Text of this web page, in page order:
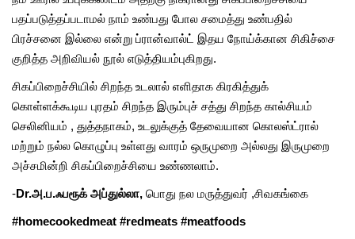
பதப்படுத்தப்படாமல் நாம் உண்பது போல சமைத்து உண்பதில்
பிரச்சனை இல்லை என்று ப்ரான்வால்ட் இதய நோய்க்கான சிகிச்சை
குறித்த அறிவியல் நூல் எடுத்தியம்புகிறது.
சிகப்பிறைச்சியில் சிறந்த உடலால் எளிதாக கிரகித்துக்
கொள்ளக்கூடிய புரதம் சிறந்த இரும்புச் சத்து சிறந்த கால்சியம்
செலினியம் , துத்தநாகம், உடலுக்குத் தேவையான கொலஸ்ட்ரால்
மற்றும் நல்ல கொழுப்பு உள்ளது வாரம் ஒருமுறை அல்லது இருமுறை
அச்சமின்றி சிகப்பிறைச்சியை உண்ணலாம்.
-Dr.அ.ப.ஃபரூக் அப்துல்லா, பொது நல மருத்துவர் ,சிவகங்கை
#homecookedmeat #redmeats #meatfoods